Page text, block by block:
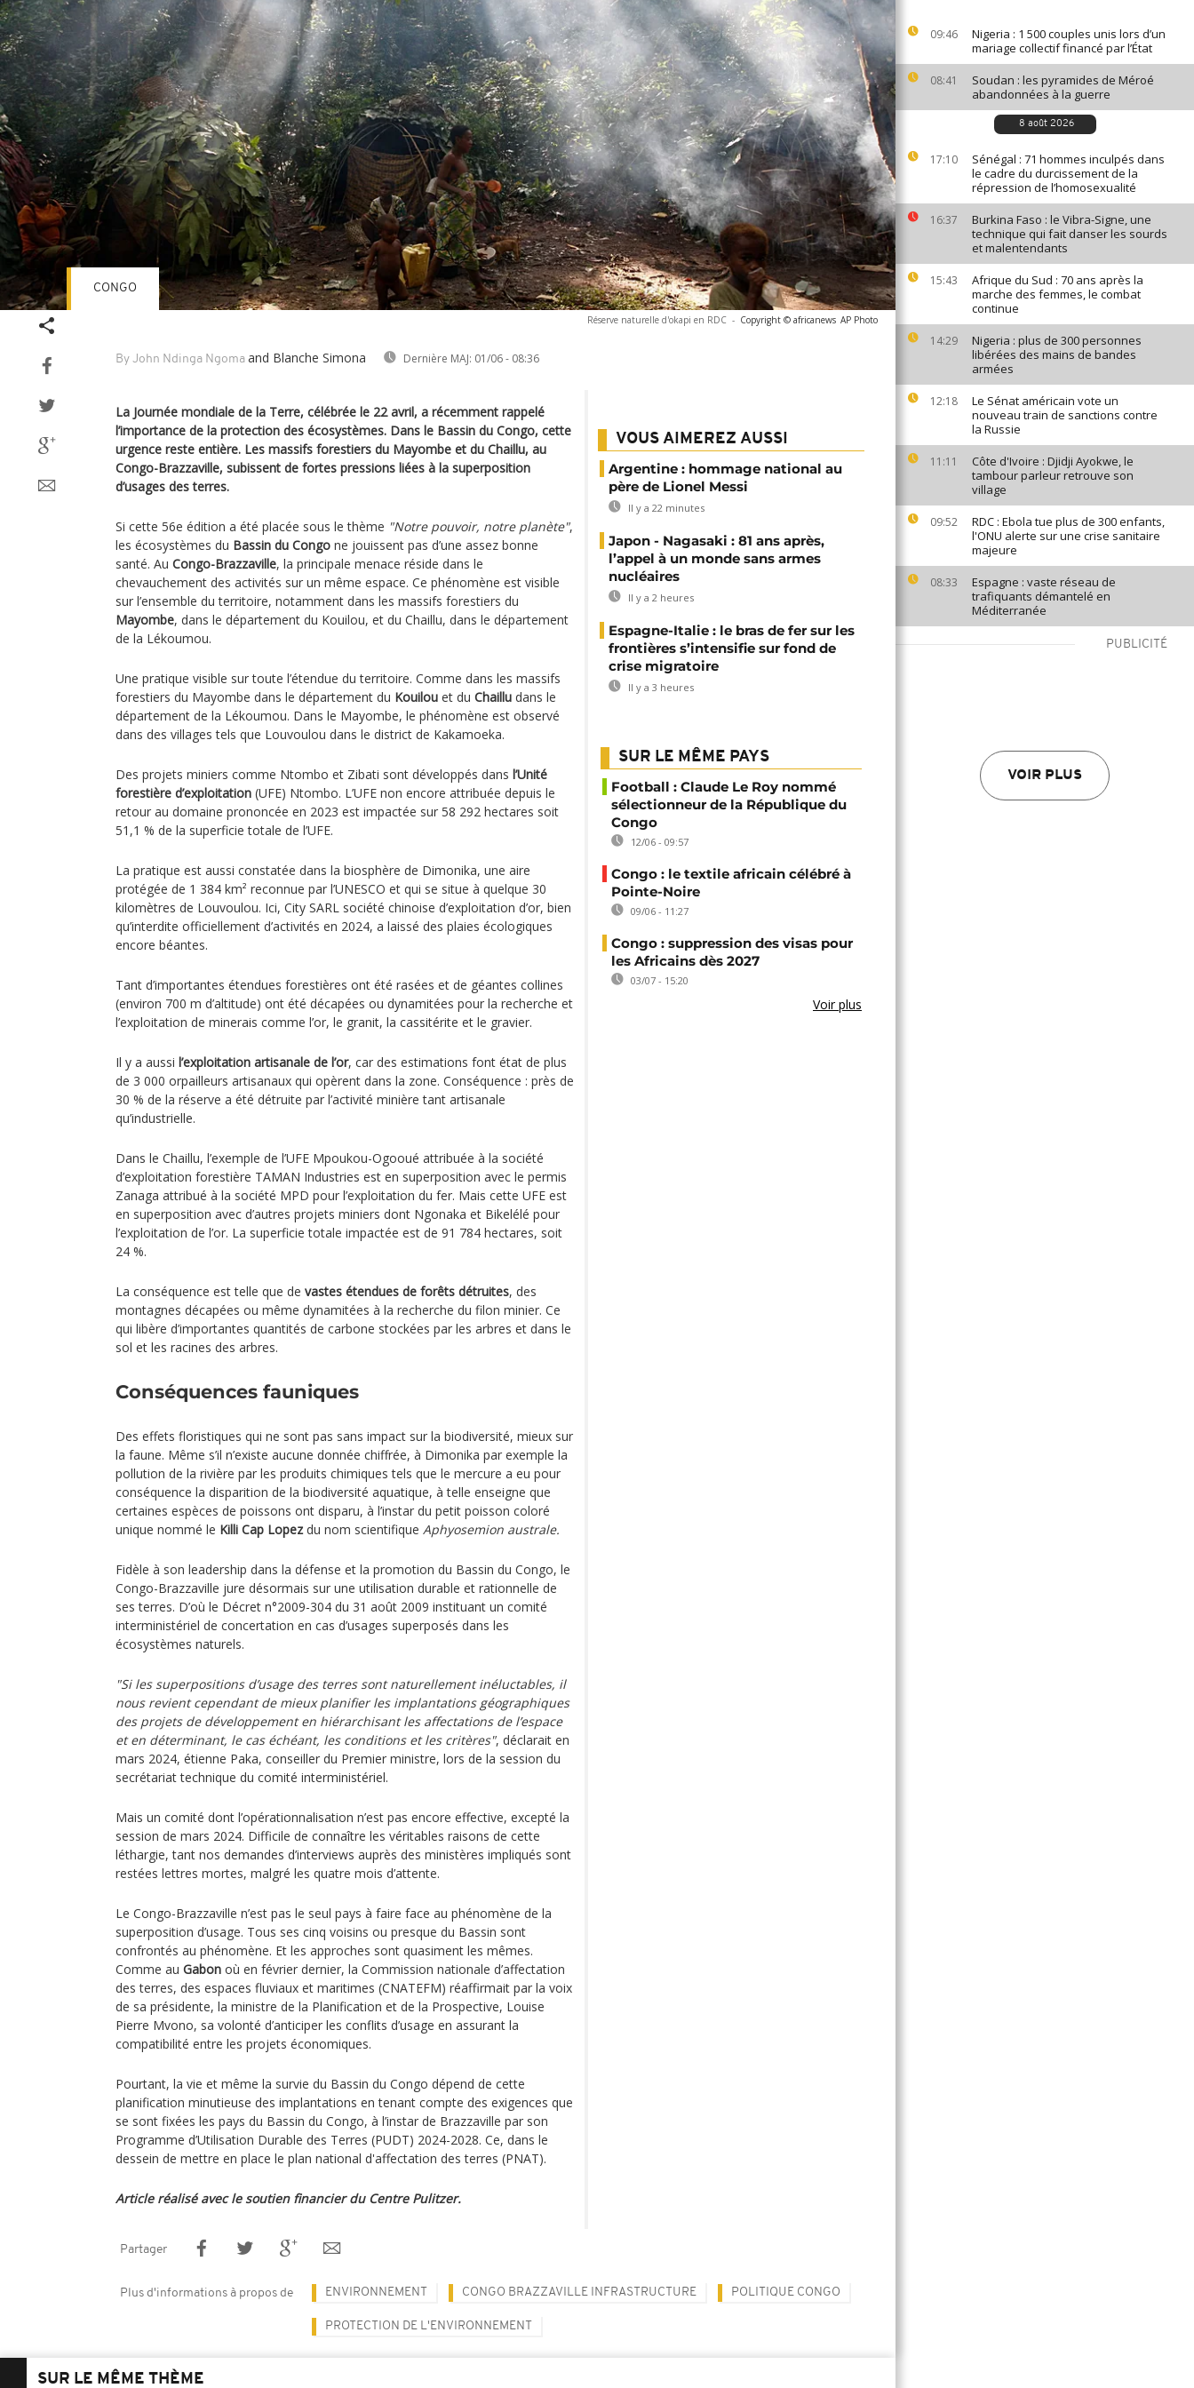
09:46
Nigeria : 1 500 couples unis lors d’un
mariage collectif financé par l’État
08:41
Soudan : les pyramides de Méroé
abandonnées à la guerre
8 août 2026
17:10
Sénégal : 71 hommes inculpés dans
le cadre du durcissement de la
répression de l’homosexualité
16:37
Burkina Faso : le Vibra-Signe, une
technique qui fait danser les sourds
et malentendants
15:43
Afrique du Sud : 70 ans après la
marche des femmes, le combat
continue
14:29
Nigeria : plus de 300 personnes
libérées des mains de bandes
armées
12:18
Le Sénat américain vote un
nouveau train de sanctions contre
la Russie
11:11
Côte d'Ivoire : Djidji Ayokwe, le
tambour parleur retrouve son
village
09:52
RDC : Ebola tue plus de 300 enfants,
l'ONU alerte sur une crise sanitaire
majeure
08:33
Espagne : vaste réseau de
trafiquants démantelé en
Méditerranée
PUBLICITÉ
VOIR PLUS
Réserve naturelle d'okapi en RDC - Copyright © africanews AP Photo
By John Ndinga Ngoma and Blanche Simona Dernière MAJ: 01/06 - 08:36
CONGO
La Journée mondiale de la Terre, célébrée le 22 avril, a récemment rappelé
l’importance de la protection des écosystèmes. Dans le Bassin du Congo, cette
urgence reste entière. Les massifs forestiers du Mayombe et du Chaillu, au
Congo-Brazzaville, subissent de fortes pressions liées à la superposition
d’usages des terres.
Si cette 56e édition a été placée sous le thème "Notre pouvoir, notre planète",
les écosystèmes du Bassin du Congo ne jouissent pas d’une assez bonne
santé. Au Congo-Brazzaville, la principale menace réside dans le
chevauchement des activités sur un même espace. Ce phénomène est visible
sur l’ensemble du territoire, notamment dans les massifs forestiers du
Mayombe, dans le département du Kouilou, et du Chaillu, dans le département
de la Lékoumou.
Une pratique visible sur toute l’étendue du territoire. Comme dans les massifs
forestiers du Mayombe dans le département du Kouilou et du Chaillu dans le
département de la Lékoumou. Dans le Mayombe, le phénomène est observé
dans des villages tels que Louvoulou dans le district de Kakamoeka.
Des projets miniers comme Ntombo et Zibati sont développés dans l’Unité
forestière d’exploitation (UFE) Ntombo. L’UFE non encore attribuée depuis le
retour au domaine prononcée en 2023 est impactée sur 58 292 hectares soit
51,1 % de la superficie totale de l’UFE.
La pratique est aussi constatée dans la biosphère de Dimonika, une aire
protégée de 1 384 km² reconnue par l’UNESCO et qui se situe à quelque 30
kilomètres de Louvoulou. Ici, City SARL société chinoise d’exploitation d’or, bien
qu’interdite officiellement d’activités en 2024, a laissé des plaies écologiques
encore béantes.
Tant d’importantes étendues forestières ont été rasées et de géantes collines
(environ 700 m d’altitude) ont été décapées ou dynamitées pour la recherche et
l’exploitation de minerais comme l’or, le granit, la cassitérite et le gravier.
Il y a aussi l’exploitation artisanale de l’or, car des estimations font état de plus
de 3 000 orpailleurs artisanaux qui opèrent dans la zone. Conséquence : près de
30 % de la réserve a été détruite par l’activité minière tant artisanale
qu’industrielle.
Dans le Chaillu, l’exemple de l’UFE Mpoukou-Ogooué attribuée à la société
d’exploitation forestière TAMAN Industries est en superposition avec le permis
Zanaga attribué à la société MPD pour l’exploitation du fer. Mais cette UFE est
en superposition avec d’autres projets miniers dont Ngonaka et Bikelélé pour
l’exploitation de l’or. La superficie totale impactée est de 91 784 hectares, soit
24 %.
La conséquence est telle que de vastes étendues de forêts détruites, des
montagnes décapées ou même dynamitées à la recherche du filon minier. Ce
qui libère d’importantes quantités de carbone stockées par les arbres et dans le
sol et les racines des arbres.
Conséquences fauniques
Des effets floristiques qui ne sont pas sans impact sur la biodiversité, mieux sur
la faune. Même s’il n’existe aucune donnée chiffrée, à Dimonika par exemple la
pollution de la rivière par les produits chimiques tels que le mercure a eu pour
conséquence la disparition de la biodiversité aquatique, à telle enseigne que
certaines espèces de poissons ont disparu, à l’instar du petit poisson coloré
unique nommé le Killi Cap Lopezdu nom scientifique Aphyosemion australe.
Fidèle à son leadership dans la défense et la promotion du Bassin du Congo, le
Congo-Brazzaville jure désormais sur une utilisation durable et rationnelle de
ses terres. D’où le Décret n°2009-304 du 31 août 2009 instituant un comité
interministériel de concertation en cas d’usages superposés dans les
écosystèmes naturels.
"Si les superpositions d’usage des terres sont naturellement inéluctables, il
nous revient cependant de mieux planifier les implantations géographiques
des projets de développement en hiérarchisant les affectations de l’espace
et en déterminant, le cas échéant, les conditions et les critères", déclarait en
mars 2024, étienne Paka, conseiller du Premier ministre, lors de la session du
secrétariat technique du comité interministériel.
Mais un comité dont l’opérationnalisation n’est pas encore effective, excepté la
session de mars 2024. Difficile de connaître les véritables raisons de cette
léthargie, tant nos demandes d’interviews auprès des ministères impliqués sont
restées lettres mortes, malgré les quatre mois d’attente.
Le Congo-Brazzaville n’est pas le seul pays à faire face au phénomène de la
superposition d’usage. Tous ses cinq voisins ou presque du Bassin sont
confrontés au phénomène. Et les approches sont quasiment les mêmes.
Comme au Gabon où en février dernier, la Commission nationale d’affectation
des terres, des espaces fluviaux et maritimes (CNATEFM) réaffirmait par la voix
de sa présidente, la ministre de la Planification et de la Prospective, Louise
Pierre Mvono, sa volonté d’anticiper les conflits d’usage en assurant la
compatibilité entre les projets économiques.
Pourtant, la vie et même la survie du Bassin du Congo dépend de cette
planification minutieuse des implantations en tenant compte des exigences que
se sont fixées les pays du Bassin du Congo, à l’instar de Brazzaville par son
Programme d’Utilisation Durable des Terres (PUDT) 2024-2028. Ce, dans le
dessein de mettre en place le plan national d'affectation des terres (PNAT).
Article réalisé avec le soutien financier du Centre Pulitzer.
VOUS AIMEREZ AUSSI
Argentine : hommage national au
père de Lionel Messi
Il y a 22 minutes
Japon - Nagasaki : 81 ans après,
l’appel à un monde sans armes
nucléaires
Il y a 2 heures
Espagne-Italie : le bras de fer sur les
frontières s’intensifie sur fond de
crise migratoire
Il y a 3 heures
SUR LE MÊME PAYS
Football : Claude Le Roy nommé
sélectionneur de la République du
Congo
12/06 - 09:57
Congo : le textile africain célébré à
Pointe-Noire
09/06 - 11:27
Congo : suppression des visas pour
les Africains dès 2027
03/07 - 15:20
Voir plus
Partager
Plus d'informations à propos de ENVIRONNEMENT CONGO BRAZZAVILLE INFRASTRUCTURE POLITIQUE CONGO
PROTECTION DE L'ENVIRONNEMENT
SUR LE MÊME THÈME